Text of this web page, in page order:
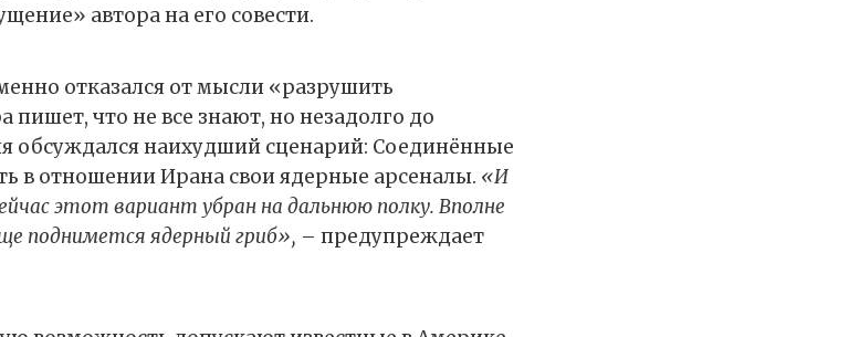
автора на его совести.
отказался от мысли «разрушить
что не все знают, но незадолго до
обсуждался наихудший сценарий: Соединённые
в отношении Ирана свои ядерные арсеналы. «И
этот вариант убран на дальнюю полку. Вполне
поднимется ядерный гриб», – предупреждает